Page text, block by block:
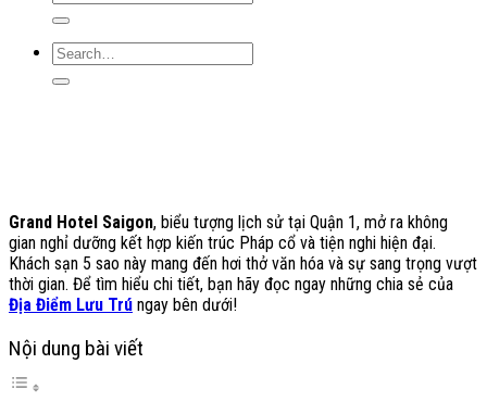
Grand Hotel Saigon, biểu tượng lịch sử tại Quận 1, mở ra không
gian nghỉ dưỡng kết hợp kiến trúc Pháp cổ và tiện nghi hiện đại.
Khách sạn 5 sao này mang đến hơi thở văn hóa và sự sang trọng vượt
thời gian. Để tìm hiểu chi tiết, bạn hãy đọc ngay những chia sẻ của
Địa Điểm Lưu Trú ngay bên dưới!
Nội dung bài viết